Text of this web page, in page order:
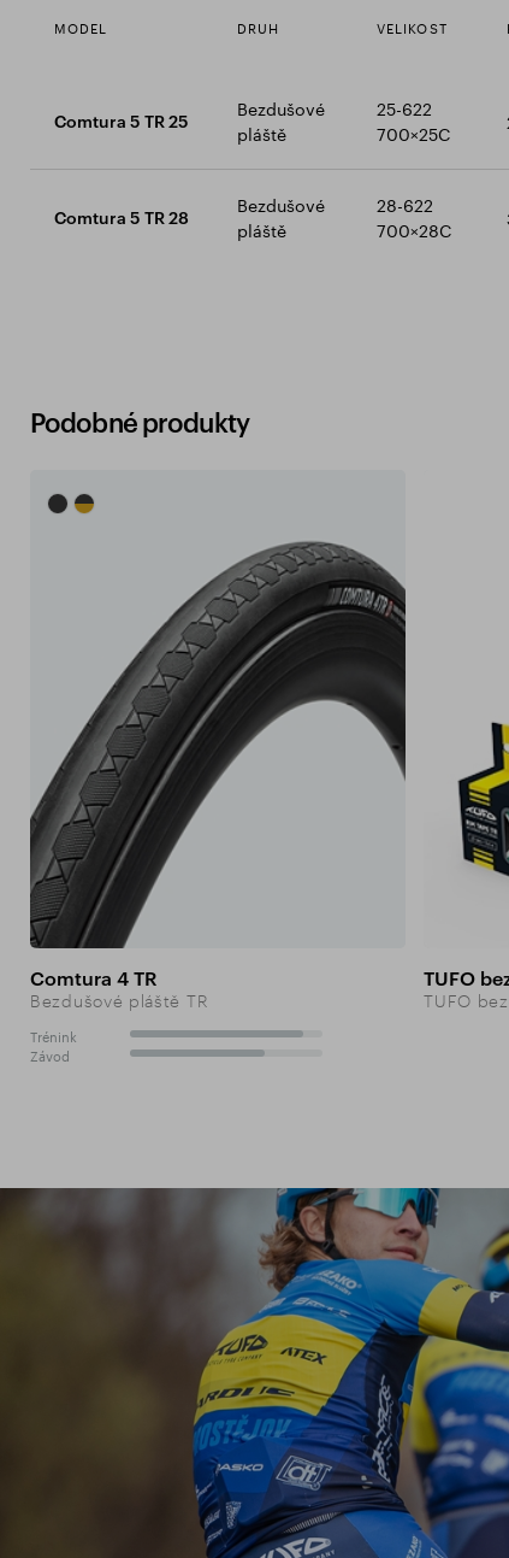
MODEL DRUH VELIKOST
Comtura 5 TR 25
Bezdušové
pláště
25-622
700×25C
Comtura 5 TR 28
Bezdušové
pláště
28-622
700×28C
Podobné produkty
Comtura 4 TR
Bezdušové pláště TR
Trénink 90%
Závod 70%
TUFO
TUFO